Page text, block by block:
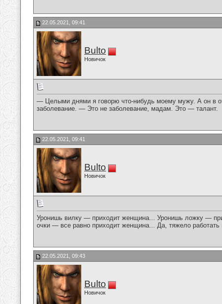
22.05.2021, 09:41
Bulto
Новичок
— Целыми днями я говорю что-нибудь моему мужу. А он в
заболевание. — Это не заболевание, мадам. Это — талант.
22.05.2021, 09:41
Bulto
Новичок
Уронишь вилку — приходит женщина... Уронишь ложку —
очки — все равно приходит женщина... Да, тяжело работать
22.05.2021, 09:43
Bulto
Новичок